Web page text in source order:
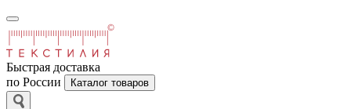
Быстрая доставка
по России
Каталог товаров